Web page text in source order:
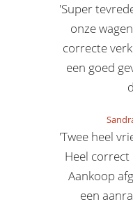
'Super
onze
correcte
een goed
'Twee heel
Heel correct
Aankoop
een